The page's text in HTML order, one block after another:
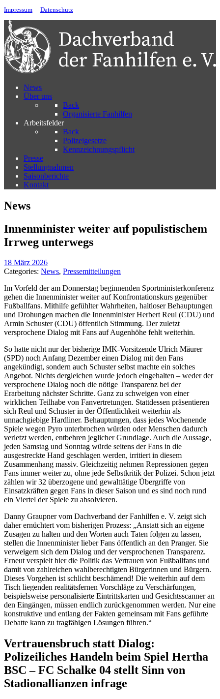
Impressum Datenschutz
News
Über uns
Back
Organisierte Fanhilfen
Arbeitsfelder
Back
Polizeigesetze
Kennzeichnungspflicht
Presse
Stellungnahmen
Saisonberichte
Kontakt
News
Innenminister weiter auf populistischem
Irrweg unterwegs
18 März 2026
Categories: News, Pressemitteilungen
Im Vorfeld der am Donnerstag beginnenden Sportministerkonferenz
gehen die Innenminister weiter auf Konfrontationskurs gegenüber
Fußballfans. Mithilfe gefühlter Wahrheiten, haltloser Behauptungen
und Drohungen machen die Innenminister Herbert Reul (CDU) und
Armin Schuster (CDU) öffentlich Stimmung. Der zuletzt
versprochene Dialog mit Fans auf Augenhöhe fehlt weiterhin.
So hatte nicht nur der bisherige IMK-Vorsitzende Ulrich Mäurer
(SPD) noch Anfang Dezember einen Dialog mit den Fans
angekündigt, sondern auch Schuster selbst machte ein solches
Angebot. Nichts dergleichen wurde jedoch eingehalten – weder der
versprochene Dialog noch die nötige Transparenz bei der
Erarbeitung nächster Schritte. Ganz zu schweigen von einer
wirklichen Teilhabe von Fanvertretungen. Stattdessen präsentieren
sich Reul und Schuster in der Öffentlichkeit weiterhin als
unnachgiebige Hardliner. Behauptungen, dass jedes Wochenende
Spiele wegen Pyro unterbrochen würden oder Menschen dadurch
verletzt werden, entbehren jeglicher Grundlage. Auch die Aussage,
jeden Samstag und Sonntag würde seitens der Fans in die
ausgestreckte Hand geschlagen werden, irritiert in diesem
Zusammenhang massiv. Gleichzeitig nehmen Repressionen gegen
Fans immer weiter zu, ohne jede Selbstkritik der Polizei. Schon jetzt
zählen wir 32 überzogene und gewalttätige Übergriffe von
Einsatzkräften gegen Fans in dieser Saison und es sind noch rund
ein Viertel der Spiele zu absolvieren.
Danny Graupner vom Dachverband der Fanhilfen e. V. zeigt sich
daher ernüchtert vom bisherigen Prozess: „Anstatt sich an eigene
Zusagen zu halten und den Worten auch Taten folgen zu lassen,
stellen die Innenminister lieber Fans öffentlich an den Pranger. Sie
verweigern sich dem Dialog und der versprochenen Transparenz.
Erneut verspielt hier die Politik das Vertrauen von Fußballfans und
damit von zahlreichen wahlberechtigten Bürgerinnen und Bürgern.
Dieses Vorgehen ist schlicht beschämend! Die weiterhin auf dem
Tisch liegenden realitätsfernen Vorschläge zu Verschärfungen,
beispielsweise personalisierte Eintrittskarten und Gesichtsscanner an
den Eingängen, müssen endlich zurückgenommen werden. Nur eine
konstruktive und entlang der Fakten gemeinsam mit Fans geführte
Debatte kann zu tragfähigen Lösungen führen.“
Vertrauensbruch statt Dialog:
Polizeiliches Handeln beim Spiel Hertha
BSC – FC Schalke 04 stellt Sinn von
Stadionallianzen infrage